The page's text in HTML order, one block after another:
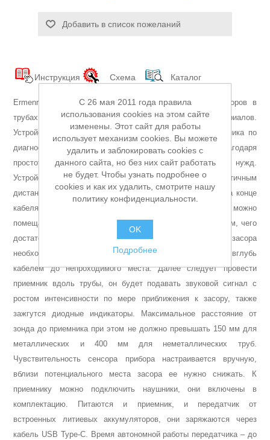
Грузоподъемное оборудование
Добавить в список пожеланий
Инструкция Схема Каталог
Ermenrich Ping ES20 представляет собой детектор засоров в
трубах из металла, меди, ПВХ, пластика и иных материалов.
Устройство может значительно облегчить работу сантехника по
диагностике водопроводных и канализационных труб. Благодаря
простоте работы детектор подойдет и для домашних нужд.
Устройство состоит из передатчика с герметичным
дистанционным зондом и приемника. Зонд расположен на конце
кабеля, намотанного на катушку-передатчик, его можно
помещать в воду на некоторое время. Длина кабеля – 20 м, чего
достаточно для большинства случаев. Для поиска места засора
необходимо поместить зонд в трубу и проталкивать его вглубь
кабелем до непроходимого места. Далее следует провести
приемник вдоль трубы, он будет подавать звуковой сигнал с
ростом интенсивности по мере приближения к засору, также
зажгутся диодные индикаторы. Максимальное расстояние от
зонда до приемника при этом не должно превышать 150 мм для
металлических и 400 мм для неметаллических труб.
Чувствительность сенсора прибора настраивается вручную,
вблизи потенциального места засора ее нужно снижать. К
приемнику можно подключить наушники, они включены в
комплектацию. Питаются и приемник, и передатчик от
встроенных литиевых аккумуляторов, они заряжаются через
кабель USB Type-C. Время автономной работы передатчика – до
C 26 мая 2011 года правила
использования cookies на этом сайте
изменены. Этот сайт для работы
использует механизм cookies. Вы можете
удалить и заблокировать cookies с
данного сайта, но без них сайт работать
не будет. Чтобы узнать подробнее о
cookies и как их удалить, смотрите нашу
политику конфиденциальности.
OK
Подробнее